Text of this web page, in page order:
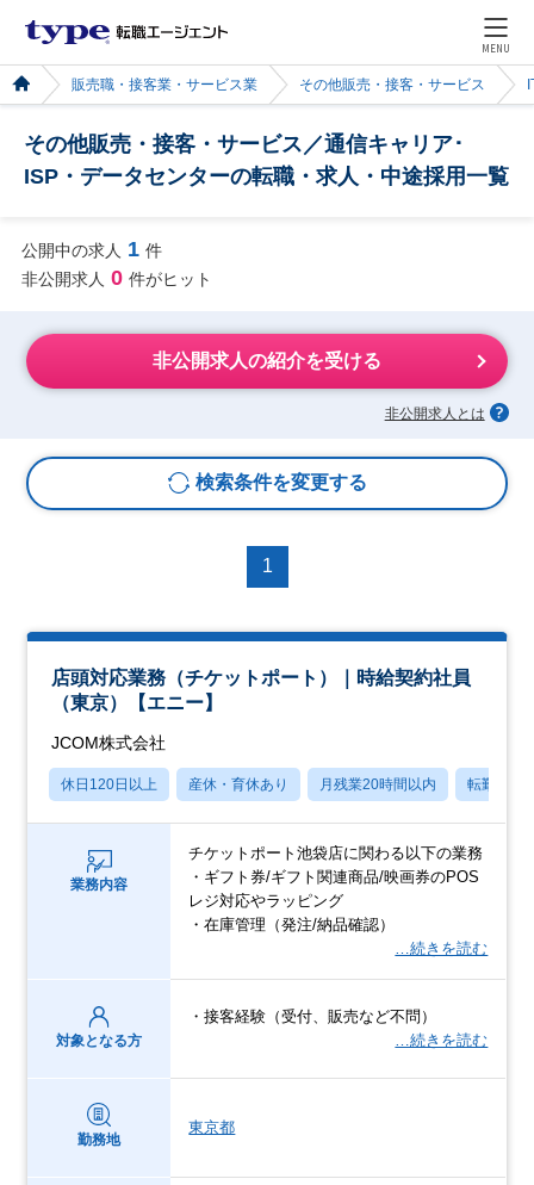
MENU
販売職・接客業・サービス業 その他販売・接客・サービス
その他販売・接客・サービス／通信キャリア･
ISP・データセンターの転職・求人・中途採用一覧
公開中の求人 1 件
非公開求人 0 件がヒット
非公開求人の紹介を受ける
非公開求人とは
検索条件を変更する
1
店頭対応業務（チケットポート）｜時給契約社員
（東京）【エニー】
JCOM株式会社
休日120日以上 産休・育休あり 月残業20時間以内 転勤なし
業務内容
チケットポート池袋店に関わる以下の業務
・ギフト券/ギフト関連商品/映画券のPOS
レジ対応やラッピング
・在庫管理（発注/納品確認）
…続きを読む
対象となる方
・接客経験（受付、販売など不問）
…続きを読む
勤務地
東京都